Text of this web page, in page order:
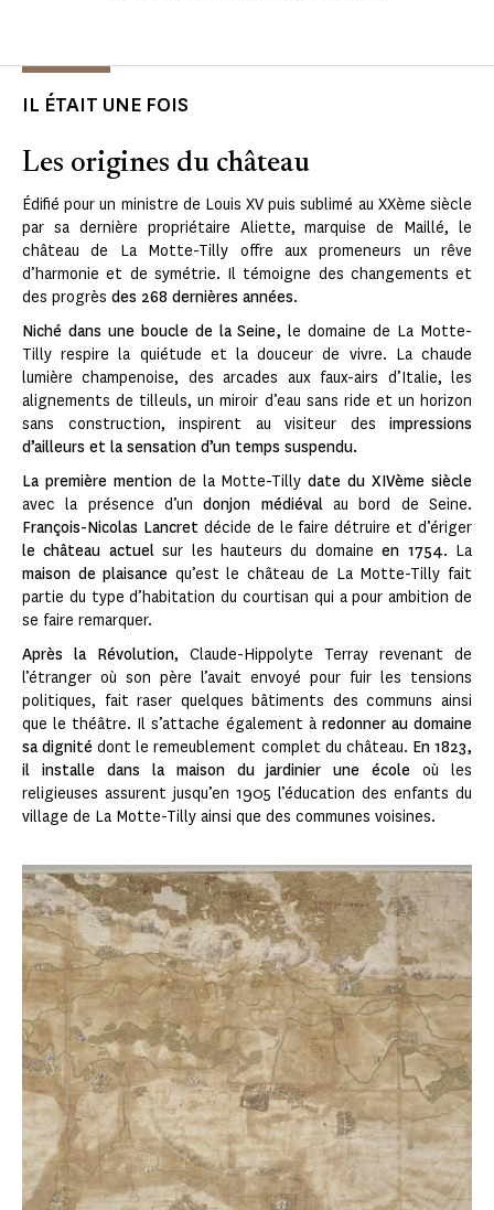
IL ÉTAIT UNE FOIS
Les origines du château
Édifié pour un ministre de Louis XV puis sublimé au XXème siècle
par sa dernière propriétaire Aliette, marquise de Maillé, le
château de La Motte-Tilly offre aux promeneurs un rêve
d’harmonie et de symétrie. Il témoigne des changements et
des progrès des 268 dernières années.
Niché dans une boucle de la Seine, le domaine de La Motte-
Tilly respire la quiétude et la douceur de vivre. La chaude
lumière champenoise, des arcades aux faux-airs d’Italie, les
alignements de tilleuls, un miroir d’eau sans ride et un horizon
sans construction, inspirent au visiteur des impressions
d’ailleurs et la sensation d’un temps suspendu.
La première mentionde la Motte-Tillydate du XIVème siècle
avec la présence d’undonjon médiévalau bord de Seine.
François-Nicolas Lancretdécide de le faire détruire et d’ériger
le château actuelsur les hauteurs du domaineen 1754. La
maison de plaisance qu’est le château de La Motte-Tilly fait
partie du type d’habitation du courtisan qui a pour ambition de
se faire remarquer.
Après la Révolution, Claude-Hippolyte Terray revenant de
l’étranger où son père l’avait envoyé pour fuir les tensions
politiques, fait raser quelques bâtiments des communs ainsi
que le théâtre. Il s’attache également à redonner au domaine
sa dignité dont le remeublement complet du château. En 1823,
il installe dans la maison du jardinier une école où les
religieuses assurent jusqu’en 1905 l’éducation des enfants du
village de La Motte-Tilly ainsi que des communes voisines.